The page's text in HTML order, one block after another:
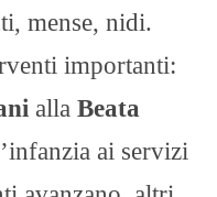
mense, nidi.
importanti:
alla Beata
ai servizi